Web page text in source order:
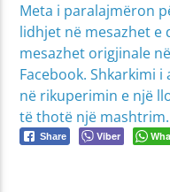
Meta i paralajmëron
lidhjet në mesazhet
mesazhet origjinale
Facebook. Shkarkimi
në rikuperimin e një
të thotë një mashtrim.
Share Viber